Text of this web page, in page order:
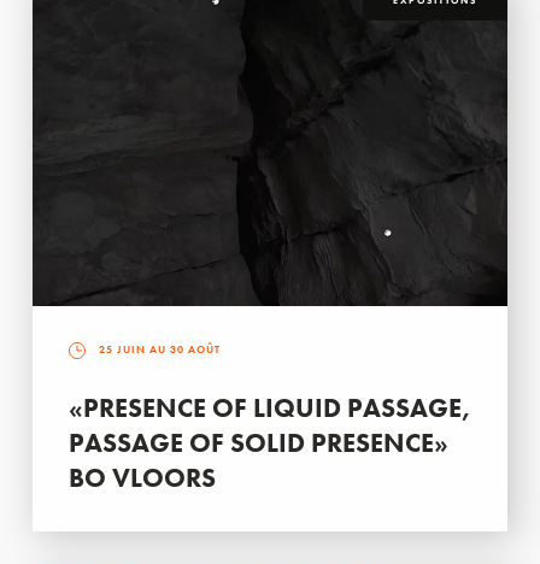
25 JUIN AU 30 AOÛT
«PRESENCE OF LIQUID PASSAGE,
PASSAGE OF SOLID PRESENCE»
BO VLOORS